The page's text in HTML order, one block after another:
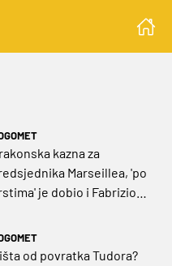
kazna za
Marseillea, 'po
je dobio i Fabrizio
od povratka Tudora?